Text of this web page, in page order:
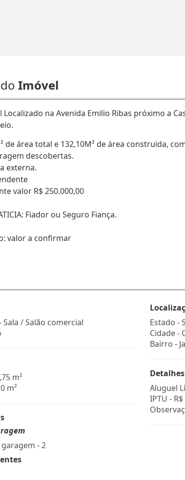
Imóvel
Localizado na Avenida Emilio Ribas próximo a
de área total e 132,10M² de área construida,
descobertas.
externa.
valor R$ 250.000,00
Fiador ou Seguro Fiança.
valor a confirmar
/ Salão comercial
m²
m²
garagem - 2
Estado -
Cidade -
Bairro -
Aluguel
IPTU -